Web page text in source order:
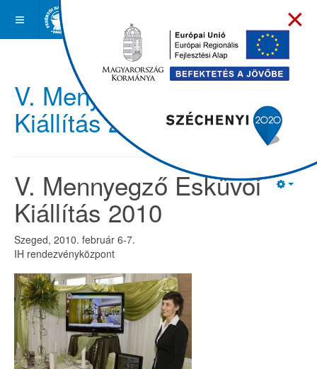
V. Menyegző Esküvői
Kiállítás 2010
V. Mennyegző Esküvői
Kiállítás 2010
Szeged, 2010. február 6-7.
IH rendezvényközpont
×